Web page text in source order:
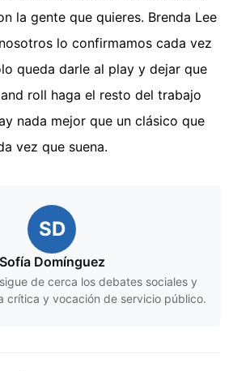
la gente que quieres. Brenda Lee
lo confirmamos cada vez
queda darle al play y dejar que
roll haga el resto del trabajo
nada mejor que un clásico que
vez que suena.
SD
Sofía Domínguez
de cerca los debates sociales y
crítica y vocación de servicio público.